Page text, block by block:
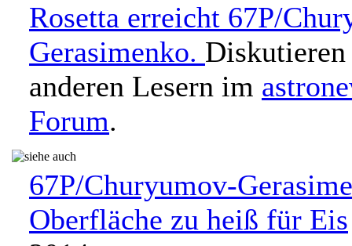
Rosetta erreicht 67P/
Gerasimenko.
anderen Lesern im
Forum.
67P/Churyumov-
Oberfläche zu heiß für Eis